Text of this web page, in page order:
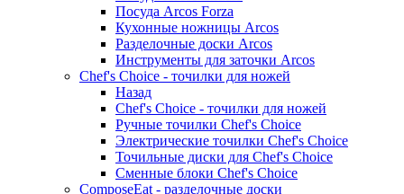
Посуда Arcos Forza
Кухонные ножницы Arcos
Разделочные доски Arcos
Инструменты для заточки Arcos
Chef's Choice - точилки для ножей
Назад
Chef's Choice - точилки для ножей
Ручные точилки Chef's Choice
Электрические точилки Chef's Choice
Точильные диски для Chef's Choice
Сменные блоки Chef's Choice
ComposeEat - разделочные доски